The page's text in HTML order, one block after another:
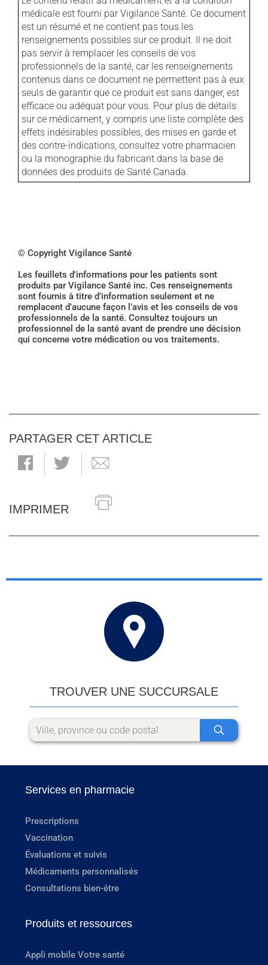
médicale est fourni par Vigilance Santé. Ce document
est un résumé et ne contient pas tous les
renseignements possibles sur ce produit. Il ne doit
pas servir à remplacer les conseils de vos
professionnels de la santé, car les renseignements
contenus dans ce document ne permettent pas à eux
seuls de garantir que ce produit est sans danger, est
efficace ou adéquat pour vous. Pour plus de détails
sur ce médicament, y compris une liste complète des
effets indésirables possibles, des mises en garde et
des contre-indications, consultez votre pharmacien
ou la monographie du fabricant dans la base de
données des produits de Santé Canada.
© Copyright Vigilance Santé
Les feuillets d'informations pour les patients sont
produits par Vigilance Santé inc. Ces renseignements
sont fournis à titre d’information seulement et ne
remplacent d’aucune façon l’avis et les conseils de vos
professionnels de la santé. Consultez toujours un
professionnel de la santé avant de prendre une décision
qui concerne votre médication ou vos traitements.
PARTAGER CET ARTICLE
IMPRIMER
TROUVER UNE SUCCURSALE
Services en pharmacie
Prescriptions
Vaccination
Évaluations et suivis
Médicaments personnalisés
Consultations bien-être
Produits et ressources
Appli mobile Votre santé